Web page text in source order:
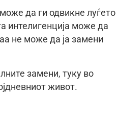
да ги одвикне луѓето
интелигенција може да
не може да ја замени
замени, туку во
живот.